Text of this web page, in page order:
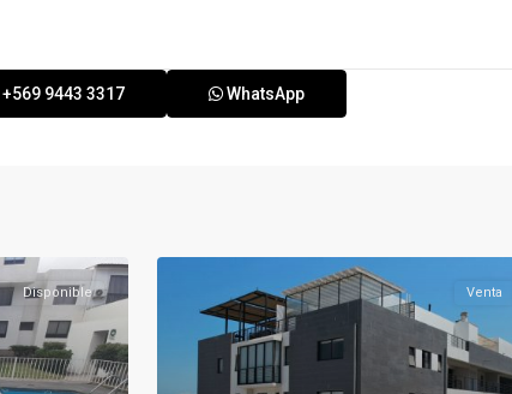
+569 9443 3317 WhatsApp
Disponible Venta